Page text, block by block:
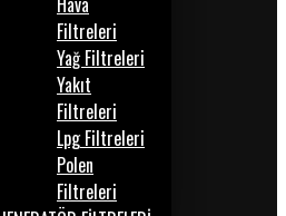
Filtreleri
Yağ Filtreleri
Yakıt
Filtreleri
Lpg Filtreleri
Polen
Filtreleri